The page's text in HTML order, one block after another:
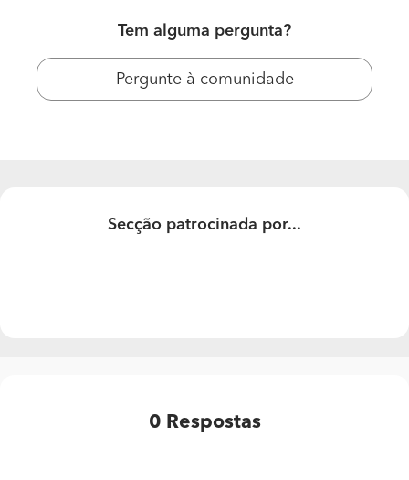
Tem alguma pergunta?
Pergunte à comunidade
Secção patrocinada por...
0 Respostas